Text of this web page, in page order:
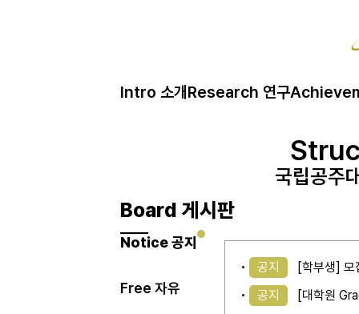
Intro 소개 Research 연구
국립공주
국립공주
국립공주
Board 게시판
Notice 공지
Free 자유
공지
[학부생] 모
공지
[대학원